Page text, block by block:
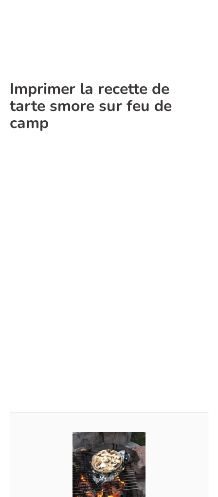
Imprimer la recette de
tarte smore sur feu de
camp